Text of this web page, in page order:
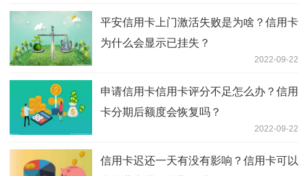
平安信用卡上门激活失败是为啥？信用卡
为什么会显示已挂失？
2022-09-22
申请信用卡信用卡评分不足怎么办？信用
卡分期后额度会恢复吗？
2022-09-22
信用卡迟还一天有没有影响？信用卡可以